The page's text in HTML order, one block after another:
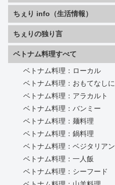
ちぇり info（生活情報）
ちぇりの独り言
ベトナム料理すべて
ベトナム料理：ローカル
ベトナム料理：おもてなしに
ベトナム料理：アラカルト
ベトナム料理：バンミー
ベトナム料理：麺料理
ベトナム料理：鍋料理
ベトナム料理：ベジタリアン
ベトナム料理：一人飯
ベトナム料理：シーフード